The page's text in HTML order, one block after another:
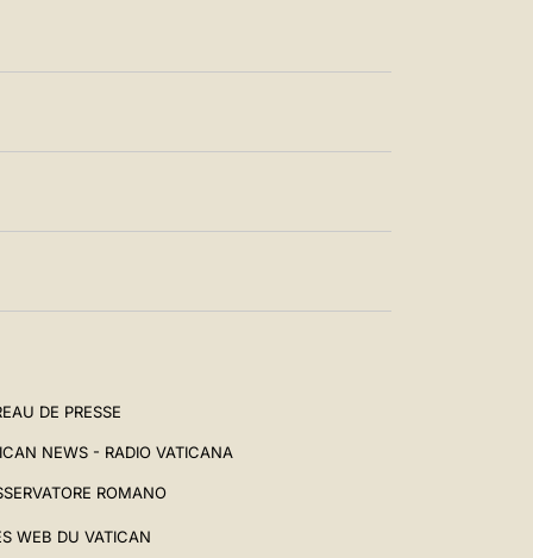
DE PRESSE
NEWS - RADIO VATICANA
ROMANO
WEB DU VATICAN